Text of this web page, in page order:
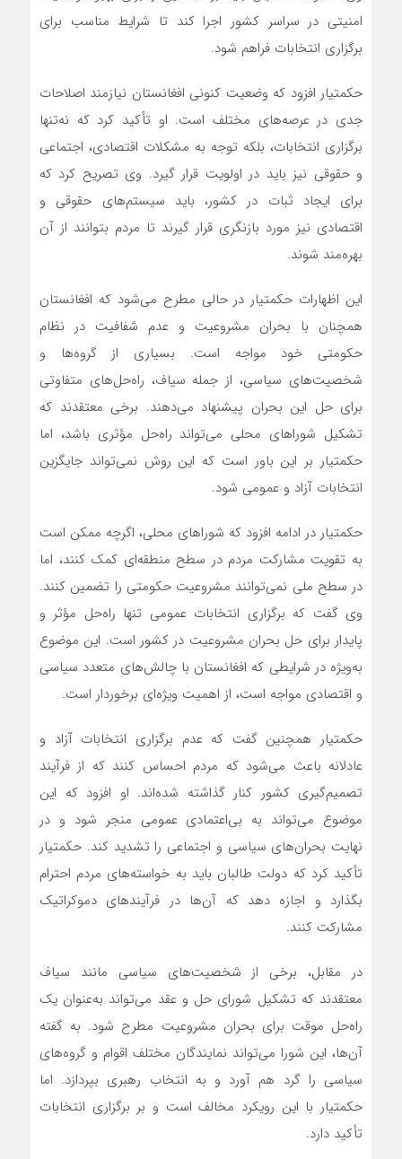
امنیتی در سراسر کشور اجرا کند تا شرایط مناسب برای
برگزاری انتخابات فراهم شود.
حکمتیار افزود که وضعیت کنونی افغانستان نیازمند اصلاحات
جدی در عرصه‌های مختلف است. او تأکید کرد که نه‌تنها
برگزاری انتخابات، بلکه توجه به مشکلات اقتصادی، اجتماعی
و حقوقی نیز باید در اولویت قرار گیرد. وی تصریح کرد که
برای ایجاد ثبات در کشور، باید سیستم‌های حقوقی و
اقتصادی نیز مورد بازنگری قرار گیرند تا مردم بتوانند از آن
بهره‌مند شوند.
این اظهارات حکمتیار در حالی مطرح می‌شود که افغانستان
همچنان با بحران مشروعیت و عدم شفافیت در نظام
حکومتی خود مواجه است. بسیاری از گروه‌ها و
شخصیت‌های سیاسی، از جمله سیاف، راه‌حل‌های متفاوتی
برای حل این بحران پیشنهاد می‌دهند. برخی معتقدند که
تشکیل شوراهای محلی می‌تواند راه‌حل مؤثری باشد، اما
حکمتیار بر این باور است که این روش نمی‌تواند جایگزین
انتخابات آزاد و عمومی شود.
حکمتیار در ادامه افزود که شوراهای محلی، اگرچه ممکن است
به تقویت مشارکت مردم در سطح منطقه‌ای کمک کنند، اما
در سطح ملی نمی‌توانند مشروعیت حکومتی را تضمین کنند.
وی گفت که برگزاری انتخابات عمومی تنها راه‌حل مؤثر و
پایدار برای حل بحران مشروعیت در کشور است. این موضوع
به‌ویژه در شرایطی که افغانستان با چالش‌های متعدد سیاسی
و اقتصادی مواجه است، از اهمیت ویژه‌ای برخوردار است.
حکمتیار همچنین گفت که عدم برگزاری انتخابات آزاد و
عادلانه باعث می‌شود که مردم احساس کنند که از فرآیند
تصمیم‌گیری کشور کنار گذاشته شده‌اند. او افزود که این
موضوع می‌تواند به بی‌اعتمادی عمومی منجر شود و در
نهایت بحران‌های سیاسی و اجتماعی را تشدید کند. حکمتیار
تأکید کرد که دولت طالبان باید به خواسته‌های مردم احترام
بگذارد و اجازه دهد که آن‌ها در فرآیندهای دموکراتیک
مشارکت کنند.
در مقابل، برخی از شخصیت‌های سیاسی مانند سیاف
معتقدند که تشکیل شورای حل و عقد می‌تواند به‌عنوان یک
راه‌حل موقت برای بحران مشروعیت مطرح شود. به گفته
آن‌ها، این شورا می‌تواند نمایندگان مختلف اقوام و گروه‌های
سیاسی را گرد هم آورد و به انتخاب رهبری بپردازد. اما
حکمتیار با این رویکرد مخالف است و بر برگزاری انتخابات
تأکید دارد.